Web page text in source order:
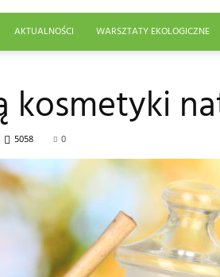
AKTUALNOŚCI WARSZTATY EKOLOGICZNE
kosmetyki
5058 0